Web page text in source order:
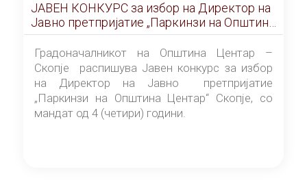
ЈАВЕН КОНКУРС за избор на Директор на
Јавно претпријатие „Паркинзи на Општина
Центар“ – Скопје
Градоначалникот на Општина Центар –
Скопје распишува Јавен конкурс за избор
на Директор на Јавно претпријатие
„Паркинзи на Општина Центар“ Скопје, со
мандат од 4 (четири) години.